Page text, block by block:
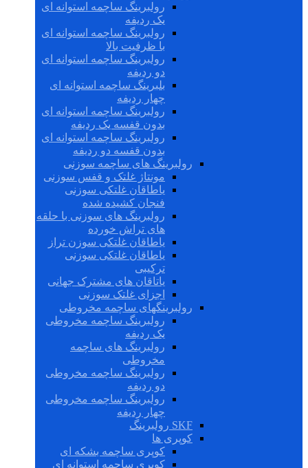
رولبرینگ ساچمه استوانه ای
یک ردیفه
رولبرینگ ساچمه استوانه ای
با ظرفیت بالا
رولبرینگ ساچمه استوانه ای
دو ردیفه
بلبرینگ ساچمه استوانه ای
چهار ردیفه
رولبرینگ ساچمه استوانه ای
بدون قفسه یک ردیفه
رولبرینگ ساچمه استوانه ای
بدون قفسه دو ردیفه
رولبرینگ های ساچمه سوزنی
مونتاژ غلتک و قفس سوزنی
یاطاقان غلتکی سوزنی
فنجان کشیده شده
رولبرینگ های سوزنی با حلقه
های تراش خورده
یاطاقان غلتکی سوزن تراز
یاطاقان غلتکی سوزنی
ترکیبی
یاتاقان های مشترک جهانی
اجزای غلتک سوزنی
رولبرینگهای ساچمه مخروطی
رولبرینگ ساچمه مخروطی
یک ردیفه
رولبرینگ های ساچمه
مخروطی
رولبرینگ ساچمه مخروطی
دو ردیفه
رولبرینگ ساچمه مخروطی
چهار ردیفه
SKF رولبرینگ
کوپری ها
کوپری ساچمه بشکه ای
کوپری ساچمه استوانه ای